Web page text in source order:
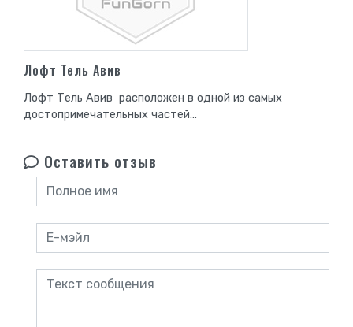
Лофт Тель Авив
Лофт Тель Авив расположен в одной из самых
достопримечательных частей...
Оставить отзыв